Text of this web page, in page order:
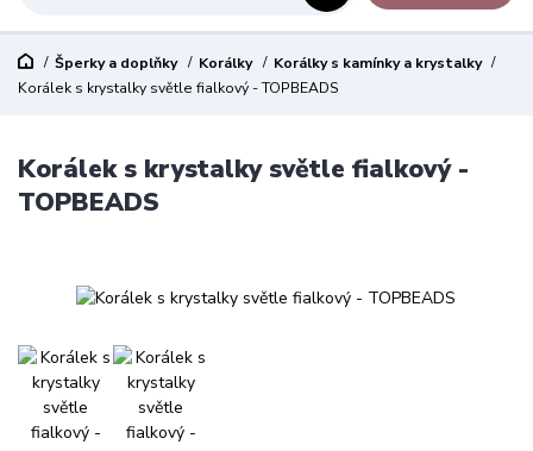
Šperky a doplňky Korálky
Korálky s kamínky a krystalky
Korálek s krystalky světle fialkový - TOPBEADS
Korálek s krystalky světle fialkový -
TOPBEADS